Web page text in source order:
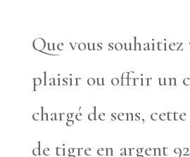
Que vous
plaisir ou offrir un
chargé de sens,
de tigre en argent